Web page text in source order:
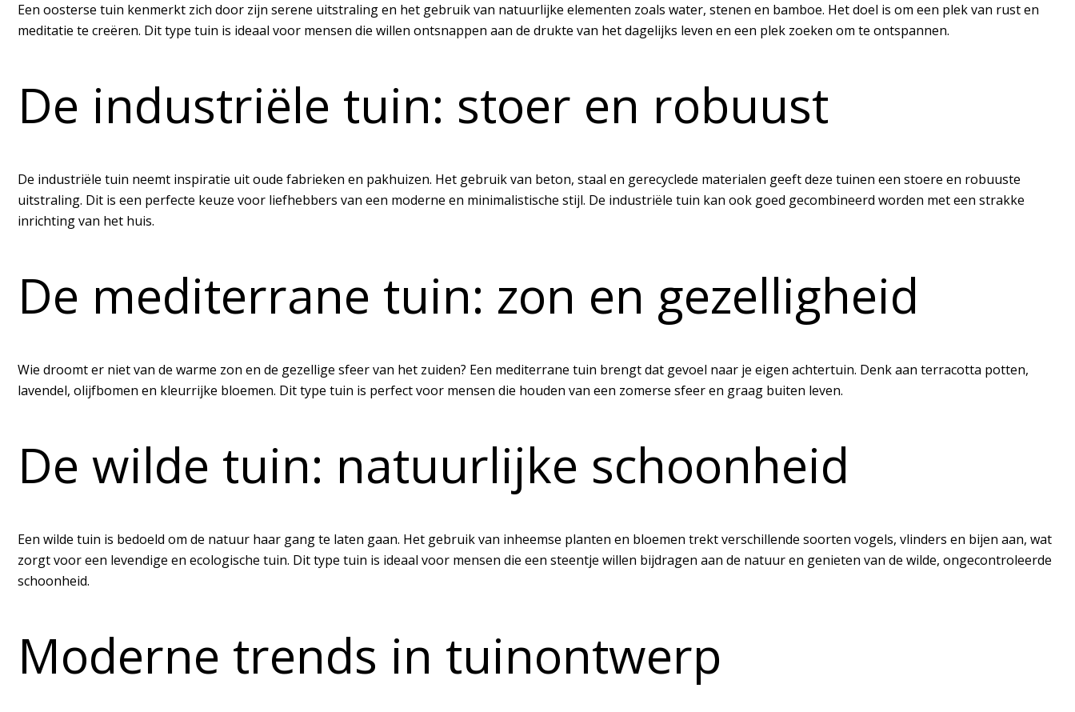
Een oosterse tuin kenmerkt zich door zijn serene uitstraling en het gebruik van natuurlijke elementen zoals water, stenen en bamboe. Het doel is om een plek van rust en
meditatie te creëren. Dit type tuin is ideaal voor mensen die willen ontsnappen aan de drukte van het dagelijks leven en een plek zoeken om te ontspannen.
De industriële tuin: stoer en robuust
De industriële tuin neemt inspiratie uit oude fabrieken en pakhuizen. Het gebruik van beton, staal en gerecyclede materialen geeft deze tuinen een stoere en robuuste
uitstraling. Dit is een perfecte keuze voor liefhebbers van een moderne en minimalistische stijl. De industriële tuin kan ook goed gecombineerd worden met een strakke
inrichting van het huis.
De mediterrane tuin: zon en gezelligheid
Wie droomt er niet van de warme zon en de gezellige sfeer van het zuiden? Een mediterrane tuin brengt dat gevoel naar je eigen achtertuin. Denk aan terracotta potten,
lavendel, olijfbomen en kleurrijke bloemen. Dit type tuin is perfect voor mensen die houden van een zomerse sfeer en graag buiten leven.
De wilde tuin: natuurlijke schoonheid
Een wilde tuin is bedoeld om de natuur haar gang te laten gaan. Het gebruik van inheemse planten en bloemen trekt verschillende soorten vogels, vlinders en bijen aan, wat
zorgt voor een levendige en ecologische tuin. Dit type tuin is ideaal voor mensen die een steentje willen bijdragen aan de natuur en genieten van de wilde, ongecontroleerde
schoonheid.
Moderne trends in tuinontwerp